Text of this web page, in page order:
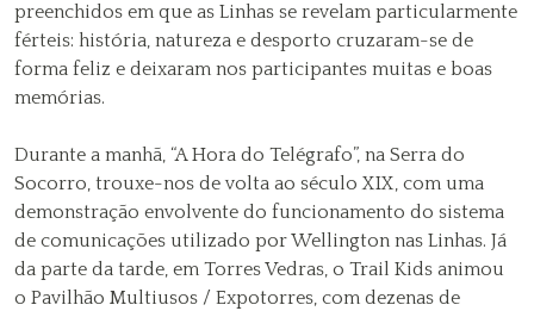
preenchidos em que as Linhas se revelam particularmente
férteis: história, natureza e desporto cruzaram-se de
forma feliz e deixaram nos participantes muitas e boas
memórias.
Durante a manhã, “A Hora do Telégrafo”, na Serra do
Socorro, trouxe-nos de volta ao século XIX, com uma
demonstração envolvente do funcionamento do sistema
de comunicações utilizado por Wellington nas Linhas. Já
da parte da tarde, em Torres Vedras, o Trail Kids animou
o Pavilhão Multiusos / Expotorres, com dezenas de